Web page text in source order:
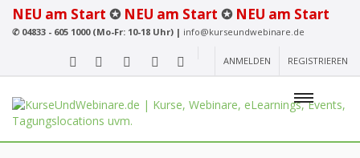
NEU am Start ✪ NEU am Start ✪ NEU am Start
✆04833 - 605 1000 (Mo-Fr: 10-18 Uhr) | info@kurseundwebinare.de
ANMELDEN REGISTRIEREN